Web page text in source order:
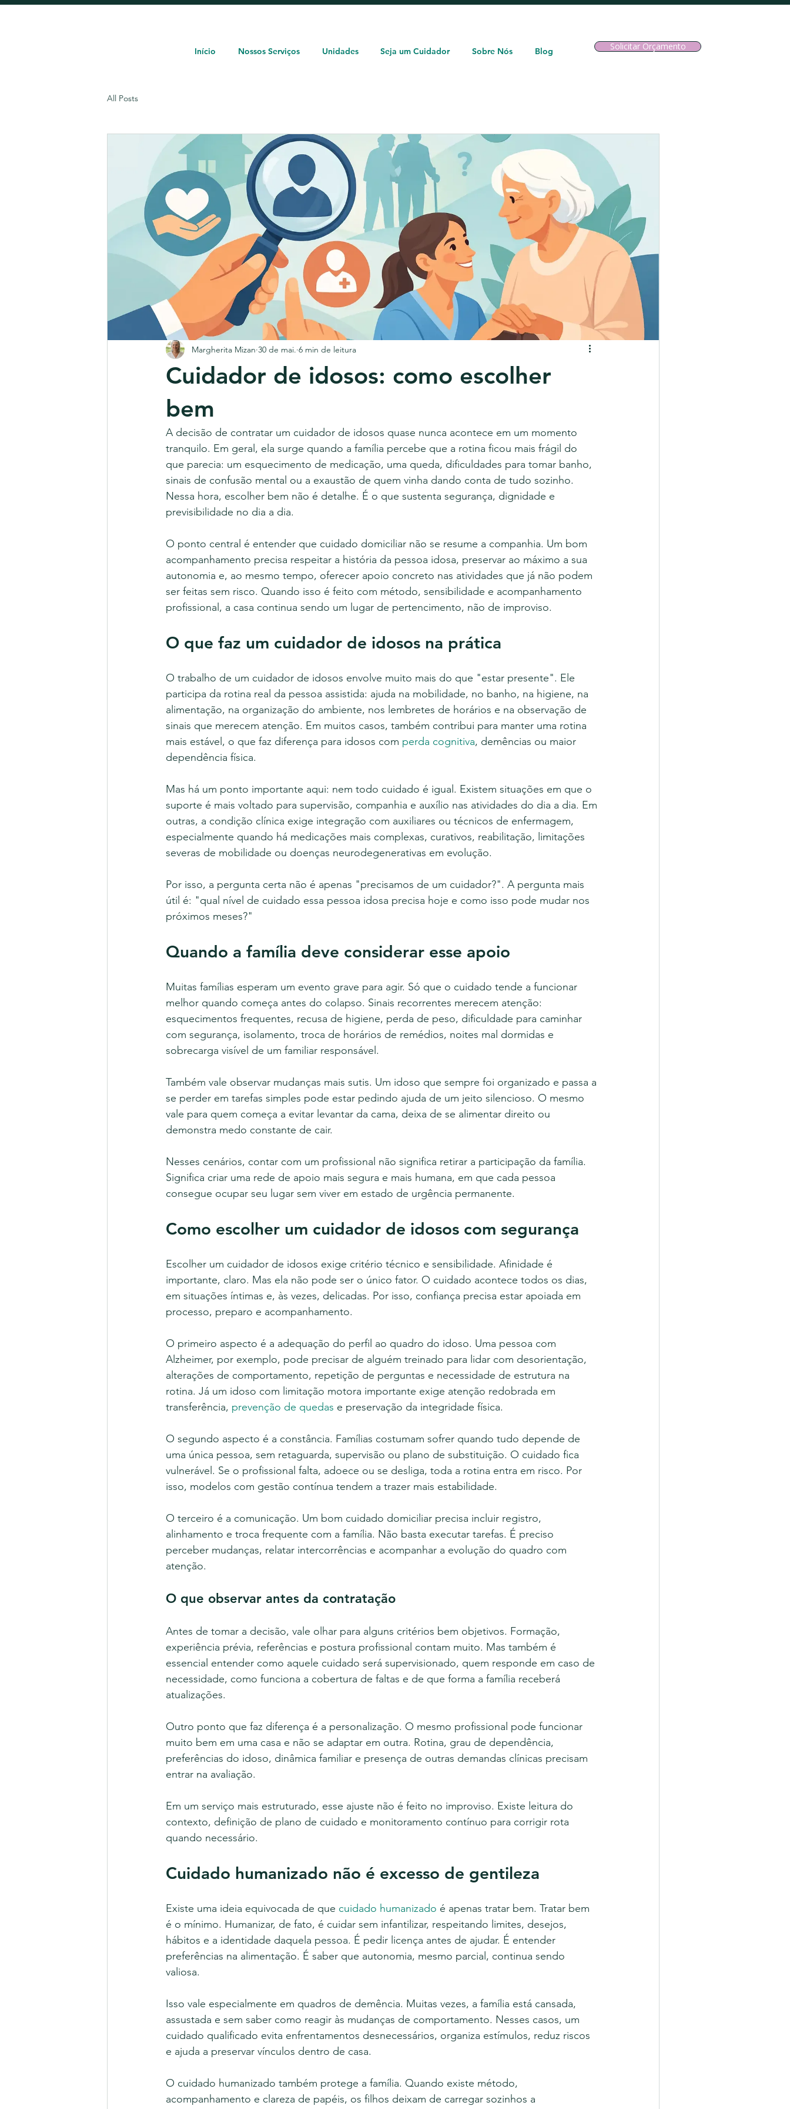
Início Nossos Serviços Unidades Seja um Cuidador Sobre Nós Blog Solicitar Orçamento
All Posts
Cuidador de idosos: como escolher
bem
Margherita Mizan 30 de mai. 6 min de leitura
A decisão de contratar um cuidador de idosos quase nunca acontece em um momento
tranquilo. Em geral, ela surge quando a família percebe que a rotina ficou mais frágil do
que parecia: um esquecimento de medicação, uma queda, dificuldades para tomar banho,
sinais de confusão mental ou a exaustão de quem vinha dando conta de tudo sozinho.
Nessa hora, escolher bem não é detalhe. É o que sustenta segurança, dignidade e
previsibilidade no dia a dia.
O ponto central é entender que cuidado domiciliar não se resume a companhia. Um bom
acompanhamento precisa respeitar a história da pessoa idosa, preservar ao máximo a sua
autonomia e, ao mesmo tempo, oferecer apoio concreto nas atividades que já não podem
ser feitas sem risco. Quando isso é feito com método, sensibilidade e acompanhamento
profissional, a casa continua sendo um lugar de pertencimento, não de improviso.
O que faz um cuidador de idosos na prática
O trabalho de um cuidador de idosos envolve muito mais do que "estar presente". Ele
participa da rotina real da pessoa assistida: ajuda na mobilidade, no banho, na higiene, na
alimentação, na organização do ambiente, nos lembretes de horários e na observação de
sinais que merecem atenção. Em muitos casos, também contribui para manter uma rotina
mais estável, o que faz diferença para idosos com perda cognitiva, demências ou maior
dependência física.
Mas há um ponto importante aqui: nem todo cuidado é igual. Existem situações em que o
suporte é mais voltado para supervisão, companhia e auxílio nas atividades do dia a dia. Em
outras, a condição clínica exige integração com auxiliares ou técnicos de enfermagem,
especialmente quando há medicações mais complexas, curativos, reabilitação, limitações
severas de mobilidade ou doenças neurodegenerativas em evolução.
Por isso, a pergunta certa não é apenas "precisamos de um cuidador?". A pergunta mais
útil é: "qual nível de cuidado essa pessoa idosa precisa hoje e como isso pode mudar nos
próximos meses?"
Quando a família deve considerar esse apoio
Muitas famílias esperam um evento grave para agir. Só que o cuidado tende a funcionar
melhor quando começa antes do colapso. Sinais recorrentes merecem atenção:
esquecimentos frequentes, recusa de higiene, perda de peso, dificuldade para caminhar
com segurança, isolamento, troca de horários de remédios, noites mal dormidas e
sobrecarga visível de um familiar responsável.
Também vale observar mudanças mais sutis. Um idoso que sempre foi organizado e passa a
se perder em tarefas simples pode estar pedindo ajuda de um jeito silencioso. O mesmo
vale para quem começa a evitar levantar da cama, deixa de se alimentar direito ou
demonstra medo constante de cair.
Nesses cenários, contar com um profissional não significa retirar a participação da família.
Significa criar uma rede de apoio mais segura e mais humana, em que cada pessoa
consegue ocupar seu lugar sem viver em estado de urgência permanente.
Como escolher um cuidador de idosos com segurança
Escolher um cuidador de idosos exige critério técnico e sensibilidade. Afinidade é
importante, claro. Mas ela não pode ser o único fator. O cuidado acontece todos os dias,
em situações íntimas e, às vezes, delicadas. Por isso, confiança precisa estar apoiada em
processo, preparo e acompanhamento.
O primeiro aspecto é a adequação do perfil ao quadro do idoso. Uma pessoa com
Alzheimer, por exemplo, pode precisar de alguém treinado para lidar com desorientação,
alterações de comportamento, repetição de perguntas e necessidade de estrutura na
rotina. Já um idoso com limitação motora importante exige atenção redobrada em
transferência, prevenção de quedas e preservação da integridade física.
O segundo aspecto é a constância. Famílias costumam sofrer quando tudo depende de
uma única pessoa, sem retaguarda, supervisão ou plano de substituição. O cuidado fica
vulnerável. Se o profissional falta, adoece ou se desliga, toda a rotina entra em risco. Por
isso, modelos com gestão contínua tendem a trazer mais estabilidade.
O terceiro é a comunicação. Um bom cuidado domiciliar precisa incluir registro,
alinhamento e troca frequente com a família. Não basta executar tarefas. É preciso
perceber mudanças, relatar intercorrências e acompanhar a evolução do quadro com
atenção.
O que observar antes da contratação
Antes de tomar a decisão, vale olhar para alguns critérios bem objetivos. Formação,
experiência prévia, referências e postura profissional contam muito. Mas também é
essencial entender como aquele cuidado será supervisionado, quem responde em caso de
necessidade, como funciona a cobertura de faltas e de que forma a família receberá
atualizações.
Outro ponto que faz diferença é a personalização. O mesmo profissional pode funcionar
muito bem em uma casa e não se adaptar em outra. Rotina, grau de dependência,
preferências do idoso, dinâmica familiar e presença de outras demandas clínicas precisam
entrar na avaliação.
Em um serviço mais estruturado, esse ajuste não é feito no improviso. Existe leitura do
contexto, definição de plano de cuidado e monitoramento contínuo para corrigir rota
quando necessário.
Cuidado humanizado não é excesso de gentileza
Existe uma ideia equivocada de que cuidado humanizado é apenas tratar bem. Tratar bem
é o mínimo. Humanizar, de fato, é cuidar sem infantilizar, respeitando limites, desejos,
hábitos e a identidade daquela pessoa. É pedir licença antes de ajudar. É entender
preferências na alimentação. É saber que autonomia, mesmo parcial, continua sendo
valiosa.
Isso vale especialmente em quadros de demência. Muitas vezes, a família está cansada,
assustada e sem saber como reagir às mudanças de comportamento. Nesses casos, um
cuidado qualificado evita enfrentamentos desnecessários, organiza estímulos, reduz riscos
e ajuda a preservar vínculos dentro de casa.
O cuidado humanizado também protege a família. Quando existe método,
acompanhamento e clareza de papéis, os filhos deixam de carregar sozinhos a